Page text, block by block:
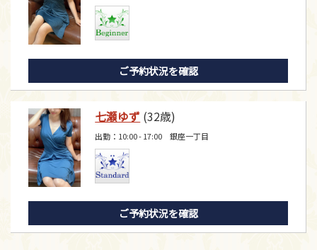
ご予約状況を確認
七瀬ゆず (32歳)
出勤：10:00 - 17:00 銀座一丁目
ご予約状況を確認